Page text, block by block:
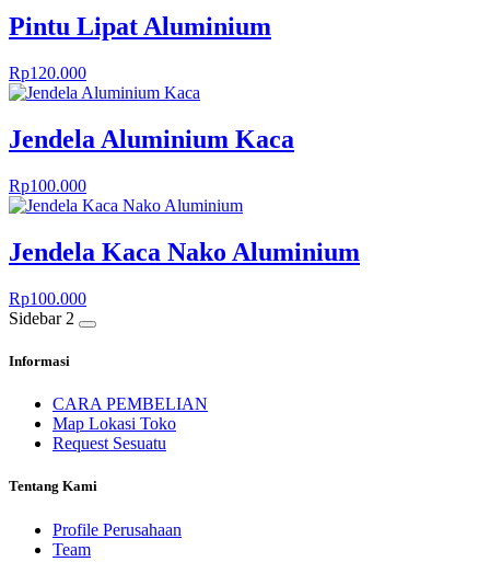
Pintu Lipat Aluminium
Rp120.000
Jendela Aluminium Kaca
Rp100.000
Jendela Kaca Nako Aluminium
Rp100.000
Sidebar 2
Informasi
CARA PEMBELIAN
Map Lokasi Toko
Request Sesuatu
Tentang Kami
Profile Perusahaan
Team